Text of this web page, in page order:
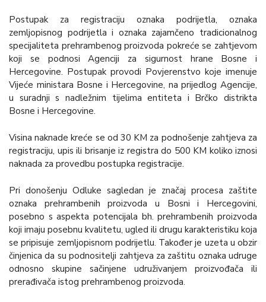
Postupak za registraciju oznaka podrijetla, oznaka
zemljopisnog podrijetla i oznaka zajamčeno tradicionalnog
specijaliteta prehrambenog proizvoda pokreće se zahtjevom
koji se podnosi Agenciji za sigurnost hrane Bosne i
Hercegovine. Postupak provodi Povjerenstvo koje imenuje
Vijeće ministara Bosne i Hercegovine, na prijedlog Agencije,
u suradnji s nadležnim tijelima entiteta i Brčko distrikta
Bosne i Hercegovine.
Visina naknade kreće se od 30 KM za podnošenje zahtjeva za
registraciju, upis ili brisanje iz registra do 500 KM koliko iznosi
naknada za provedbu postupka registracije.
Pri donošenju Odluke sagledan je značaj procesa zaštite
oznaka prehrambenih proizvoda u Bosni i Hercegovini,
posebno s aspekta potencijala bh. prehrambenih proizvoda
koji imaju posebnu kvalitetu, ugled ili drugu karakteristiku koja
se pripisuje zemljopisnom podrijetlu. Također je uzeta u obzir
činjenica da su podnositelji zahtjeva za zaštitu oznaka udruge
odnosno skupine sačinjene udruživanjem proizvođača ili
prerađivača istog prehrambenog proizvoda.